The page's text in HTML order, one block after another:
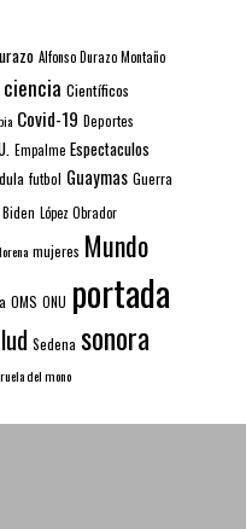
Alfonso Durazo Montaño
ciencia Científicos
Covid-19 Deportes
Empalme Espectaculos
futbol Guaymas Guerra
Biden López Obrador
mujeres Mundo
OMS ONU portada
Sedena sonora
del mono